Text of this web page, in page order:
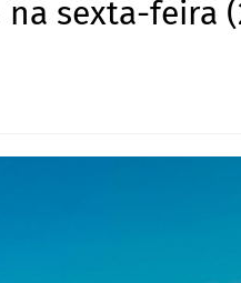
sexta-feira